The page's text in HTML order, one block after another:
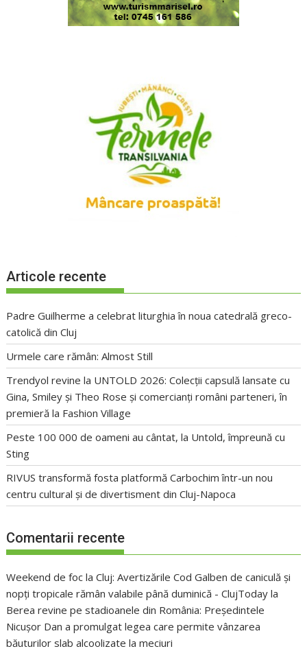
Articole recente
Padre Guilherme a celebrat liturghia în noua catedrală greco-
catolică din Cluj
Urmele care rămân: Almost Still
Trendyol revine la UNTOLD 2026: Colecții capsulă lansate cu
Gina, Smiley și Theo Rose și comercianți români parteneri, în
premieră la Fashion Village
Peste 100 000 de oameni au cântat, la Untold, împreună cu
Sting
RIVUS transformă fosta platformă Carbochim într-un nou
centru cultural și de divertisment din Cluj-Napoca
Comentarii recente
Weekend de foc la Cluj: Avertizările Cod Galben de caniculă și
nopți tropicale rămân valabile până duminică - ClujToday la
Berea revine pe stadioanele din România: Președintele
Nicușor Dan a promulgat legea care permite vânzarea
băuturilor slab alcoolizate la meciuri